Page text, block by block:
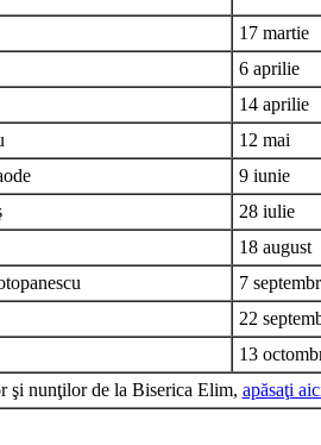
17 martie
6 aprilie
14 aprilie
12 mai
9 iunie
28 iulie
18 august
7
22
13
şi nunţilor de la Biserica Elim, apăsaţi